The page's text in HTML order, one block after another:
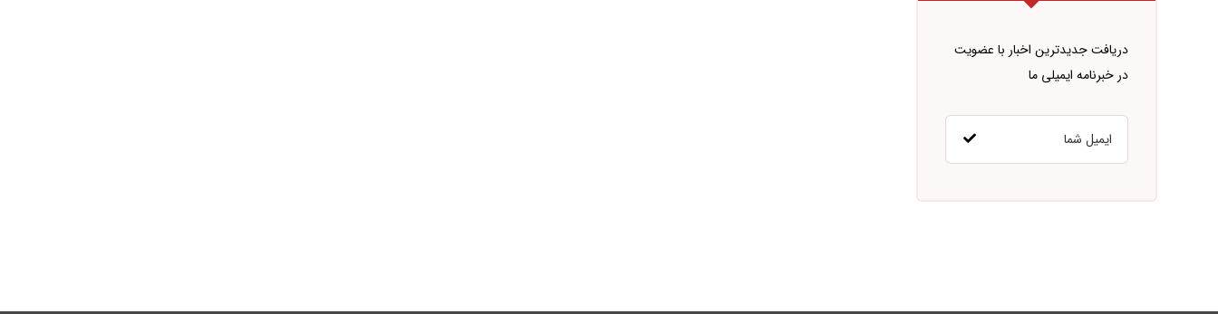
دریافت جدیدترین اخبار با عضویت
در خبرنامه ایمیلی ما